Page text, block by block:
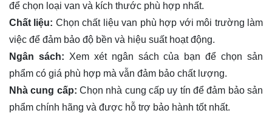
để chọn loại van và kích thước phù hợp nhất.
Chất liệu: Chọn chất liệu van phù hợp với môi trường làm
việc để đảm bảo độ bền và hiệu suất hoạt động.
Ngân sách: Xem xét ngân sách của bạn để chọn sản
phẩm có giá phù hợp mà vẫn đảm bảo chất lượng.
Nhà cung cấp: Chọn nhà cung cấp uy tín để đảm bảo sản
phẩm chính hãng và được hỗ trợ bảo hành tốt nhất.